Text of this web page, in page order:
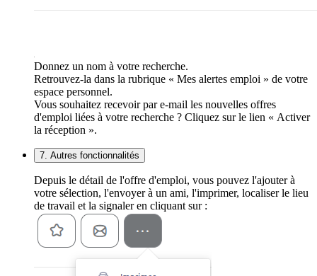
Donnez un nom à votre recherche.
Retrouvez-la dans la rubrique « Mes alertes emploi » de votre
espace personnel.
Vous souhaitez recevoir par e-mail les nouvelles offres
d'emploi liées à votre recherche ? Cliquez sur le lien « Activer
la réception ».
7. Autres fonctionnalités
Depuis le détail de l'offre d'emploi, vous pouvez l'ajouter à
votre sélection, l'envoyer à un ami, l'imprimer, localiser le lieu
de travail et la signaler en cliquant sur :